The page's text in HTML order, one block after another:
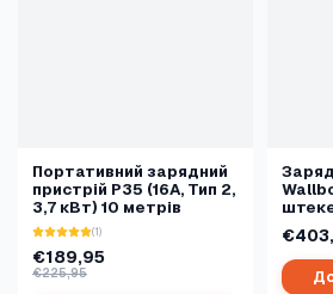
Портативний зарядний
пристрій P35 (16A, Тип 2,
3,7 кВт) 10 метрів
(1)
€189,95
€225,95